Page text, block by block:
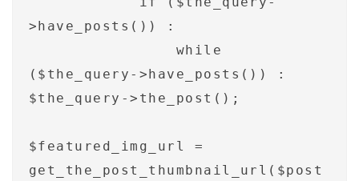
>have_posts()) :
($the_query->have_posts()) :
$the_query->the_post();
$featured_img_url =
get_the_post_thumbnail_url($post